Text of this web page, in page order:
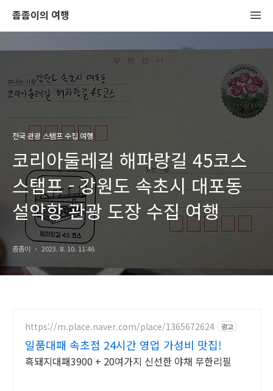
좀좀이의 여행
전국 관광 스탬프 수집 여행
코리아둘레길 해파랑길 45코스
스탬프 - 강원도 속초시 대포동
설악항 관광 도장 수집 여행
좀좀이 2023. 8. 10. 11:46
https://m.place.naver.com/place/1365672624 광고
일품대패 속초점 24시간 영업 가성비 맛집!
흑돼지대패3900 + 20여가지 신선한 야채 무한리필